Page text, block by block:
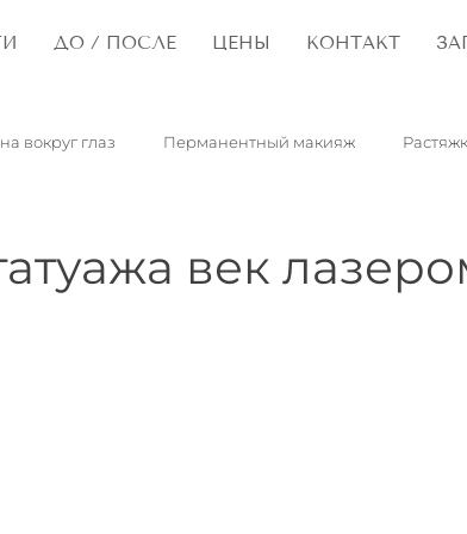
ДО / ПОСЛЕ ЦЕНЫ КОНТАКТ
вокруг глаз Перманентный макияж
век